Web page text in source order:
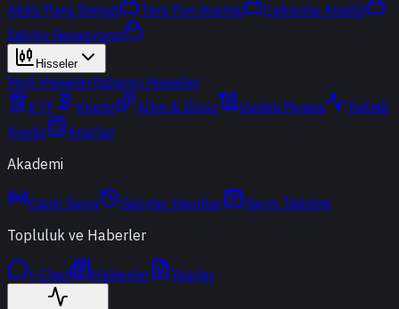
Akıllı Para Sinyali
Ters Fon Arama
Çakışma Analizi
Sektör Rotasyonu
Hisseler
Yerli HisselerYabancı Hisseler
ETF
Kripto Altın & Döviz Vadeli Piyasa
Teknik
Analiz
Araçlar
Akademi
Canlı Yayın Geçmiş Yayınlar
Yayın Takvimi
Topluluk ve Haberler
t-Chat Haberler Yazılar